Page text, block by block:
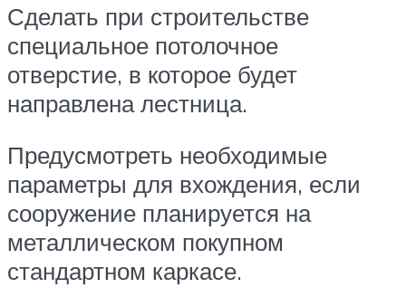
Сделать при строительстве
специальное потолочное
отверстие, в которое будет
направлена лестница.
Предусмотреть необходимые
параметры для вхождения, если
сооружение планируется на
металлическом покупном
стандартном каркасе.